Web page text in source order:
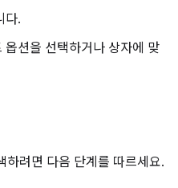
다.
옵션을 선택하거나 상자에 맞
하려면 다음 단계를 따르세요.